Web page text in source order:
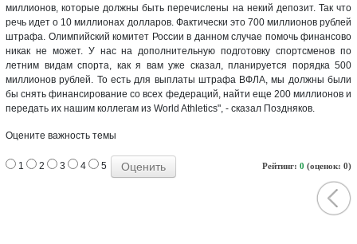
миллионов, которые должны быть перечислены на некий депозит. Так что
речь идет о 10 миллионах долларов. Фактически это 700 миллионов рублей
штрафа. Олимпийский комитет России в данном случае помочь финансово
никак не может. У нас на дополнительную подготовку спортсменов по
летним видам спорта, как я вам уже сказал, планируется порядка 500
миллионов рублей. То есть для выплаты штрафа ВФЛА, мы должны были
бы снять финансирование со всех федераций, найти еще 200 миллионов и
передать их нашим коллегам из World Athletics", - сказал Поздняков.
Оцените важность темы
Рейтинг: 0 (оценок: 0)
1 2 3 4 5